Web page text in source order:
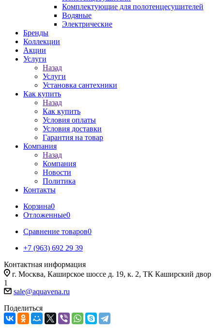
Комплектующие для полотенцесушителей
Водяные
Электрические
Бренды
Коллекции
Акции
Услуги
Назад
Услуги
Установка сантехники
Как купить
Назад
Как купить
Условия оплаты
Условия доставки
Гарантия на товар
Компания
Назад
Компания
Новости
Политика
Контакты
Корзина0
Отложенные0
Сравнение товаров0
+7 (963) 692 29 39
Контактная информация
г. Москва, Каширское шоссе д. 19, к. 2, ТК Каширский двор
1
sale@aquavena.ru
Поделиться